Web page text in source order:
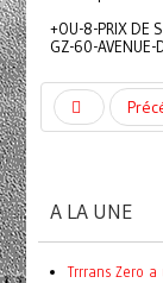
+OU-8-PRIX DE
GZ-60-AVENUE-
A LA UNE
Trrrans Zero